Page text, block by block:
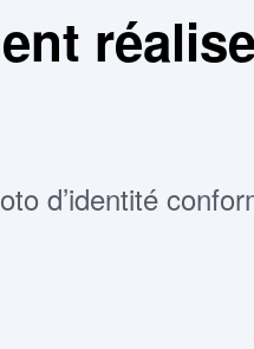
d’identité